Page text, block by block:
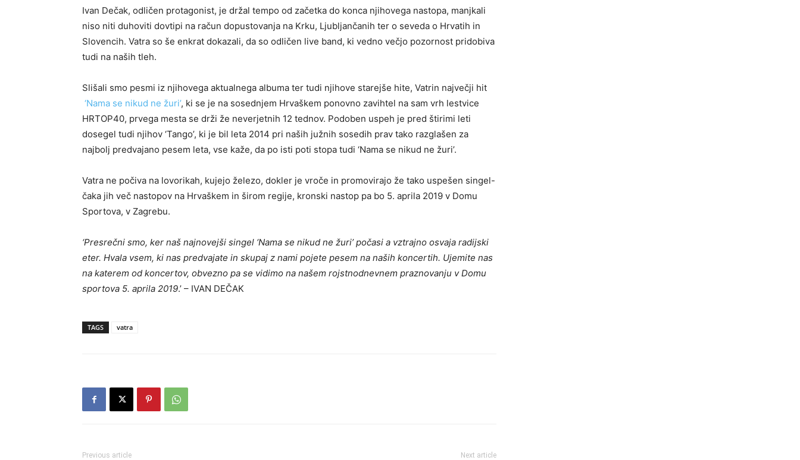
Ivan Dečak, odličen protagonist, je držal tempo od začetka do konca njihovega nastopa, manjkali
niso niti duhoviti dovtipi na račun dopustovanja na Krku, Ljubljančanih ter o seveda o Hrvatih in
Slovencih. Vatra so še enkrat dokazali, da so odličen live band, ki vedno večjo pozornost pridobiva
tudi na naših tleh.
Slišali smo pesmi iz njihovega aktualnega albuma ter tudi njihove starejše hite, Vatrin največji hit
‘Nama se nikud ne žuri’, ki se je na sosednjem Hrvaškem ponovno zavihtel na sam vrh lestvice
HRTOP40, prvega mesta se drži že neverjetnih 12 tednov. Podoben uspeh je pred štirimi leti
dosegel tudi njihov ‘Tango’, ki je bil leta 2014 pri naših južnih sosedih prav tako razglašen za
najbolj predvajano pesem leta, vse kaže, da po isti poti stopa tudi ‘Nama se nikud ne žuri’.
Vatra ne počiva na lovorikah, kujejo železo, dokler je vroče in promovirajo že tako uspešen singel-
čaka jih več nastopov na Hrvaškem in širom regije, kronski nastop pa bo 5. aprila 2019 v Domu
Sportova, v Zagrebu.
‘Presrečni smo, ker naš najnovejši singel ‘Nama se nikud ne žuri’ počasi a vztrajno osvaja radijski
eter. Hvala vsem, ki nas predvajate in skupaj z nami pojete pesem na naših koncertih. Ujemite nas
na katerem od koncertov, obvezno pa se vidimo na našem rojstnodnevnem praznovanju v Domu
sportova 5. aprila 2019.’ – IVAN DEČAK
TAGS vatra
Previous article Next article